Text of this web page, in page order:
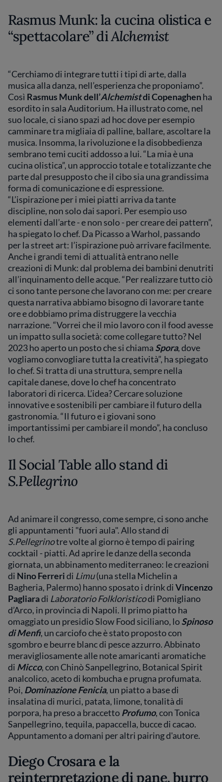
Rasmus Munk: la cucina olistica e
“spettacolare” diAlchemist
“Cerchiamo di integrare tutti i tipi di arte, dalla
musica alla danza, nell’esperienza che proponiamo”.
Così Rasmus Munkdell’Alchemistdi Copenaghenha
esordito in sala Auditorium. Ha illustrato come, nel
suo locale, ci siano spazi ad hoc dove per esempio
camminare tra migliaia di palline, ballare, ascoltare la
musica. Insomma, la rivoluzione e la disobbedienza
sembrano temi cuciti addosso a lui. “La mia è una
cucina olistica”, un approccio totale e totalizzante che
parte dal presupposto che il cibo sia una grandissima
forma di comunicazione e di espressione.
“L’ispirazione per i miei piatti arriva da tante
discipline, non solo dai sapori. Per esempio uso
elementi dall’arte - e non solo - per creare dei pattern”,
ha spiegato lo chef. Da Picasso a Warhol, passando
per la street art: l’ispirazione può arrivare facilmente.
Anche i grandi temi di attualità entrano nelle
creazioni di Munk: dal problema dei bambini denutriti
all’inquinamento delle acque. “Per realizzare tutto ciò
ci sono tante persone che lavorano con me: per creare
questa narrativa abbiamo bisogno di lavorare tante
ore e dobbiamo prima distruggere la vecchia
narrazione. “Vorrei che il mio lavoro con il food avesse
un impatto sulla società: come collegare tutto? Nel
2023 ho aperto un posto che si chiama Spora, dove
vogliamo convogliare tutta la creatività”, ha spiegato
lo chef. Si tratta di una struttura, sempre nella
capitale danese, dove lo chef ha concentrato
laboratori di ricerca. L’idea? Cercare soluzione
innovative e sostenibili per cambiare il futuro della
gastronomia. “Il futuro e i giovani sono
importantissimi per cambiare il mondo”, ha concluso
lo chef.
Il Social Table allo stand di
S.Pellegrino
Ad animare il congresso, come sempre, ci sono anche
gli appuntamenti "fuori aula". Allo stand di
S.Pellegrinotre volte al giorno è tempo di pairing
cocktail - piatti. Ad aprire le danze della seconda
giornata, un abbinamento mediterraneo: le creazioni
di Nino Ferreridi Limu(una stella Michelin a
Bagheria, Palermo) hanno sposato i drink diVincenzo
Pagliaradi Laboratorio Folkloristicodi Pomigliano
d’Arco, in provincia di Napoli. Il primo piatto ha
omaggiato un presidio Slow Food siciliano, loSpinoso
di Menfi, un carciofo che è stato proposto con
sgombro e beurre blanc di pesce azzurro. Abbinato
meravigliosamente alle note amaricanti aromatiche
di Micco, con Chinò Sanpellegrino, Botanical Spirit
analcolico, aceto di kombucha e prugna profumata.
Poi, Dominazione Fenicia, un piatto a base di
insalatina di murici, patata, limone, tonalità di
porpora, ha preso a braccettoProfumo, con Tonica
Sanpellegrino, tequila, papaccella, bucce di cacao.
Appuntamento a domani per altri pairing d'autore.
Diego Crosara e la
reinterpretazione di pane, burro